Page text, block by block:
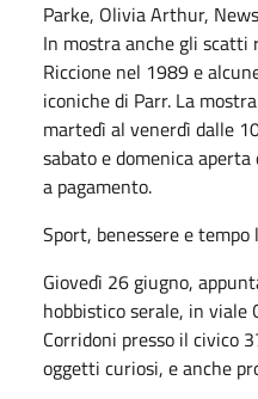
Parke, Olivia Arthur,
In mostra anche gli scatti
Riccione nel 1989 e
iconiche di Parr. La
martedì al venerdì dalle
sabato e domenica aperta
a pagamento.
Sport, benessere e tempo
Giovedì 26 giugno,
hobbistico serale, in viale
Corridoni presso il civico
oggetti curiosi, e anche